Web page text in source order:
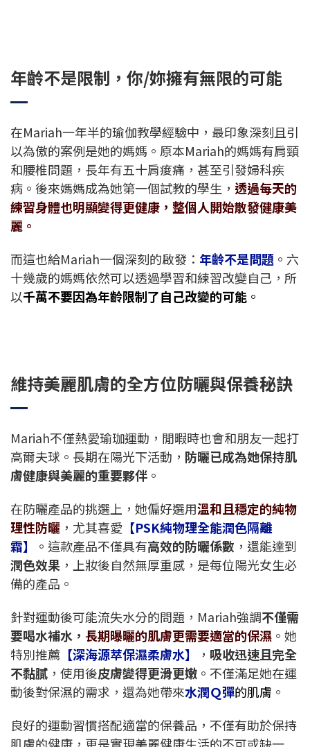
年齡不是限制，你/妳擁有無限的可能
在Mariah一年半的瑜伽教學經驗中，最印象深刻且引
以為傲的案例是她的媽媽。原本Mariah的媽媽有肩頸
和腰椎問題，長年有五十肩痠痛，甚至引發婦科疾
病。後來媽媽成為她第一個試教的學生， 透過每天的
練習身體也明顯變得更健康，整個人開始散發健康美
麗。
而這也給Mariah一個深刻的啟發： 年齡不是問題 。 六
十幾歲的媽媽依然可以透過學習和練習改變自己，所
以千萬不要因為年齡限制了自己改變的可能 。
維持美麗肌膚的全方位防曬與保養秘訣
Mariah不僅熱愛瑜珈運動，閒暇時也會和朋友一起打
高爾夫球。長期在陽光下活動， 防曬已成為她保持肌
膚健康與美麗的重要夥伴 。
在防曬產品的挑選上，她偏好選用溫和且穩定的純物
理性防曬 ，尤其喜愛 【PSK純物理全能潤色隔離
霜】
。這款產品不僅具有高效的防曬係數 ，還能達到
潤色效果 ，上妝後自然無厚重感，是每位陽光女生必
備的產品。
針對運動後可能流失水分的問題，Mariah強調不僅需
要喝水補水， 長期曝曬的肌膚更需要適當的保濕 。她
特別推薦 【深海源萃保濕柔膚水】 ， 吸收迅速且完全
不黏膩 ，使用後皮膚變得更滑更嫩 。不僅滿足她在運
動後對保濕的需求，還為她帶來水潤Ｑ彈的肌膚 。
良好的運動習慣搭配適當的保養品，不僅有助於保持